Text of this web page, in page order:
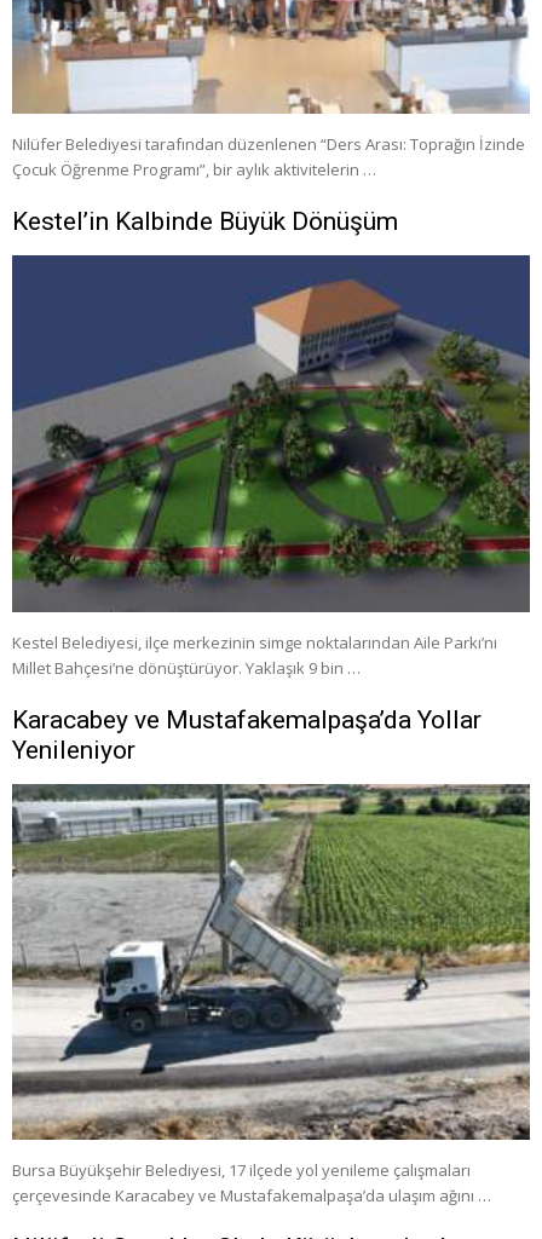
Nilüfer Belediyesi tarafından düzenlenen “Ders Arası: Toprağın İzinde
Çocuk Öğrenme Programı”, bir aylık aktivitelerin …
Kestel’in Kalbinde Büyük Dönüşüm
Kestel Belediyesi, ilçe merkezinin simge noktalarından Aile Parkı’nı
Millet Bahçesi’ne dönüştürüyor. Yaklaşık 9 bin …
Karacabey ve Mustafakemalpaşa’da Yollar
Yenileniyor
Bursa Büyükşehir Belediyesi, 17 ilçede yol yenileme çalışmaları
çerçevesinde Karacabey ve Mustafakemalpaşa’da ulaşım ağını …